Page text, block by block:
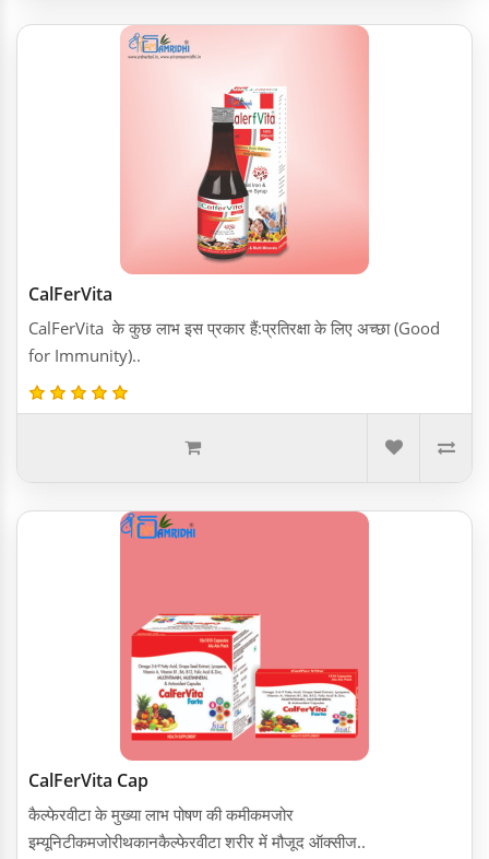
CalFerVita
CalFerVita के कुछ लाभ इस प्रकार हैं:प्रतिरक्षा के लिए अच्छा (Good
for Immunity)..
CalFerVita Cap
कैल्फेरवीटा के मुख्या लाभ पोषण की कमीकमजोर
इम्यूनिटीकमजोरीथकानकैल्फेरवीटा शरीर में मौजूद ऑक्सीज..